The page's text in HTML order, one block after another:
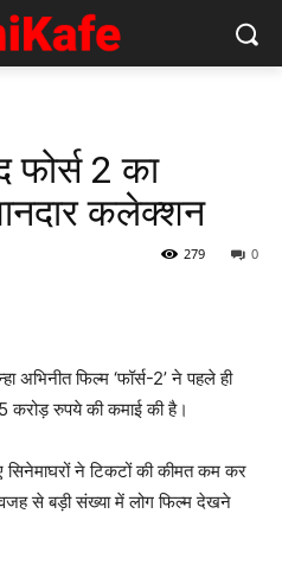
फोर्स 2 का
कलेक्‍शन
0
279
अभिनीत फिल्म ‘फॉर्स-2’ ने पहले ही
करोड़ रुपये की कमाई की है।
सिनेमाघरों ने टिकटों की कीमत कम कर
से बड़ी संख्या में लोग फिल्म देखने